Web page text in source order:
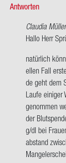
Antworten
Claudia Müller
Ant­
auf
Ich
hab
AB+
und
geh
so
oft…
von
Hallo Herr
na­tür­lich
el­len Fall
de geht dem
Laufe ei­ni­ger
ge­nom­men
der
g/dl bei
ab­stand